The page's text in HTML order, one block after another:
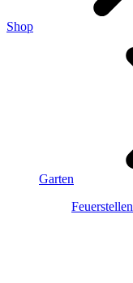
Shop
Garten
Feuerstellen